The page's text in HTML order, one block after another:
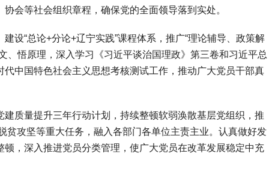
会等社会组织章程，确保党的全面领导落到实处。
“总论+分论+辽宁实践”课程体系，推广“理论辅导、政策解
、悟原理，深入学习《习近平谈治国理政》第三卷和习近平总
中国特色社会主义思想考核测试工作，推动广大党员干部真
量提升三年行动计划，持续整顿软弱涣散基层党组织，推
贫攻坚等重大任务，融入各部门各单位主责主业。认真做好发
，深入推进党员分类管理，使广大党员在改革发展稳定中充